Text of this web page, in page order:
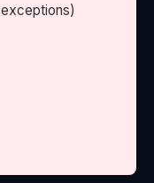
exceptions)